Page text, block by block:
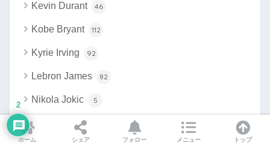
Kevin Durant 46
Kobe Bryant 112
Kyrie Irving 92
Lebron James 82
Nikola Jokic 5
Paul George
ホーム シェア フォロー メニュー トップ
2